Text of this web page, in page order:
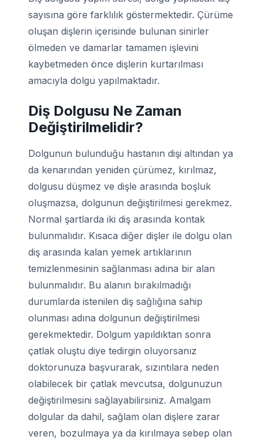
sayısına göre farklılık göstermektedir. Çürüme
oluşan dişlerin içerisinde bulunan sinirler
ölmeden ve damarlar tamamen işlevini
kaybetmeden önce dişlerin kurtarılması
amacıyla dolgu yapılmaktadır.
Diş Dolgusu Ne Zaman
Değiştirilmelidir?
Dolgunun bulunduğu hastanın dişi altından ya
da kenarından yeniden çürümez, kırılmaz,
dolgusu düşmez ve dişle arasında boşluk
oluşmazsa, dolgunun değiştirilmesi gerekmez.
Normal şartlarda iki diş arasında kontak
bulunmalıdır. Kısaca diğer dişler ile dolgu olan
diş arasında kalan yemek artıklarının
temizlenmesinin sağlanması adına bir alan
bulunmalıdır. Bu alanın bırakılmadığı
durumlarda istenilen diş sağlığına sahip
olunması adına dolgunun değiştirilmesi
gerekmektedir. Dolgum yapıldıktan sonra
çatlak oluştu diye tedirgin oluyorsanız
doktorunuza başvurarak, sızıntılara neden
olabilecek bir çatlak mevcutsa, dolgunuzun
değiştirilmesini sağlayabilirsiniz. Amalgam
dolgular da dahil, sağlam olan dişlere zarar
veren, bozulmaya ya da kırılmaya sebep olan